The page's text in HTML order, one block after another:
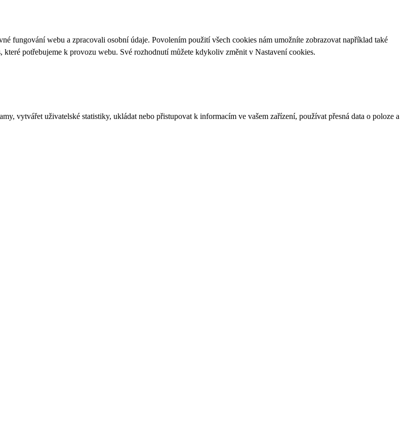
fungování webu a zpracovali osobní údaje. Povolením použití všech cookies nám umožníte zobrazovat například také
potřebujeme k provozu webu. Své rozhodnutí můžete kdykoliv změnit v Nastavení cookies.
vytvářet uživatelské statistiky, ukládat nebo přistupovat k informacím ve vašem zařízení, používat přesná data o poloze a